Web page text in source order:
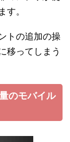
す。
トの追加の操
移ってしまう
のモバイル